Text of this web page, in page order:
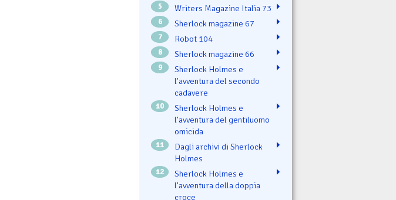
5 Writers Magazine Italia 73
6 Sherlock magazine 67
7 Robot 104
8 Sherlock magazine 66
9
Sherlock Holmes e
l'avventura del secondo
cadavere
10
Sherlock Holmes e
l’avventura del gentiluomo
omicida
11
Dagli archivi di Sherlock
Holmes
12
Sherlock Holmes e
l’avventura della doppia
croce